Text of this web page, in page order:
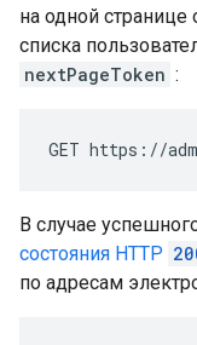
на одной
списка
nextPageToken :
GET https://
В случае
состояния HTTP
по адресам